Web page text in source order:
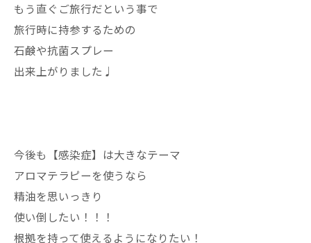
もう直ぐご旅行だという事で
旅行時に持参するための
石鹸や抗菌スプレー
出来上がりました♩
今後も【感染症】は大きなテーマ
アロマテラピーを使うなら
精油を思いっきり
使い倒したい！！！
根拠を持って使えるようになりたい！